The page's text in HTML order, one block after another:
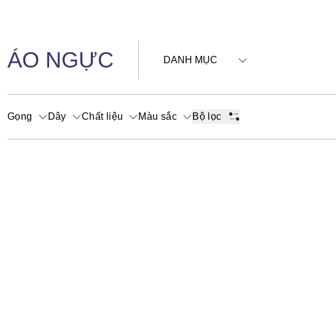
ÁO NGỰC DANH MỤC
Gọng Dây Chất liệu Màu sắc Bộ lọc